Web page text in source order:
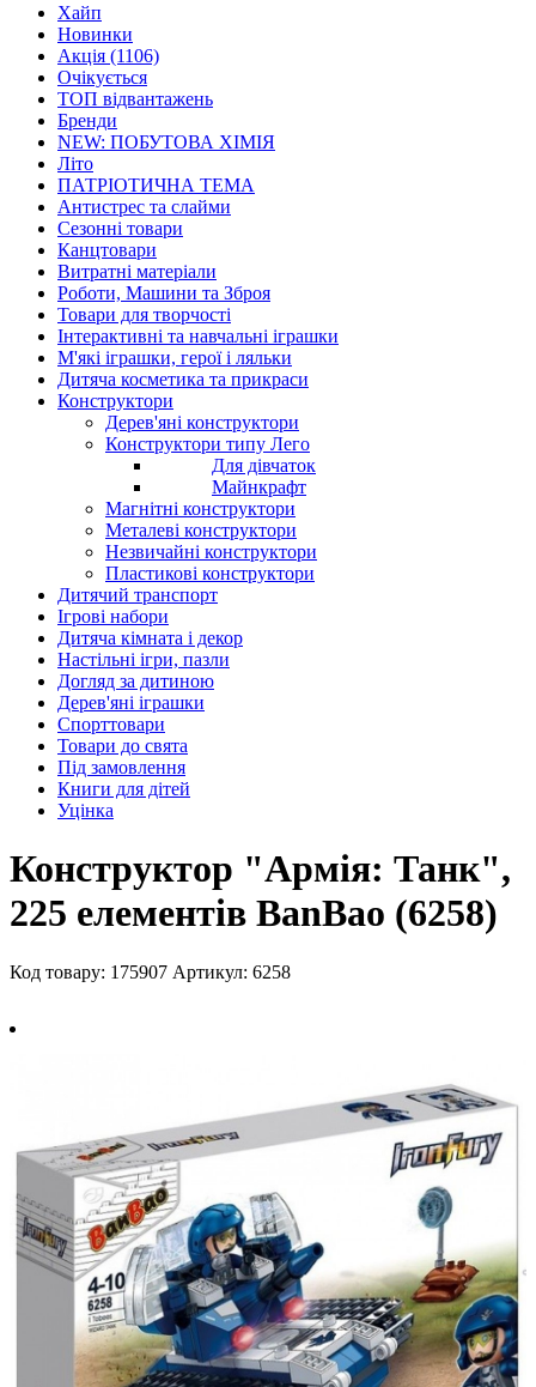
Хайп
Новинки
Акція (1106)
Очікується
ТОП відвантажень
Бренди
NEW: ПОБУТОВА ХІМІЯ
Літо
ПАТРІОТИЧНА ТЕМА
Антистрес та слайми
Сезонні товари
Канцтовари
Витратні матеріали
Роботи, Машини та Зброя
Товари для творчості
Інтерактивні та навчальні іграшки
М'які іграшки, герої і ляльки
Дитяча косметика та прикраси
Конструктори
Дерев'яні конструктори
Конструктори типу Лего
Для дівчаток
Майнкрафт
Магнітні конструктори
Металеві конструктори
Незвичайні конструктори
Пластикові конструктори
Дитячий транспорт
Ігрові набори
Дитяча кімната і декор
Настільні ігри, пазли
Догляд за дитиною
Дерев'яні іграшки
Спорттовари
Товари до свята
Під замовлення
Книги для дітей
Уцінка
Конструктор "Армія: Танк",
225 елементів BanBao (6258)
Код товару: 175907 Артикул: 6258